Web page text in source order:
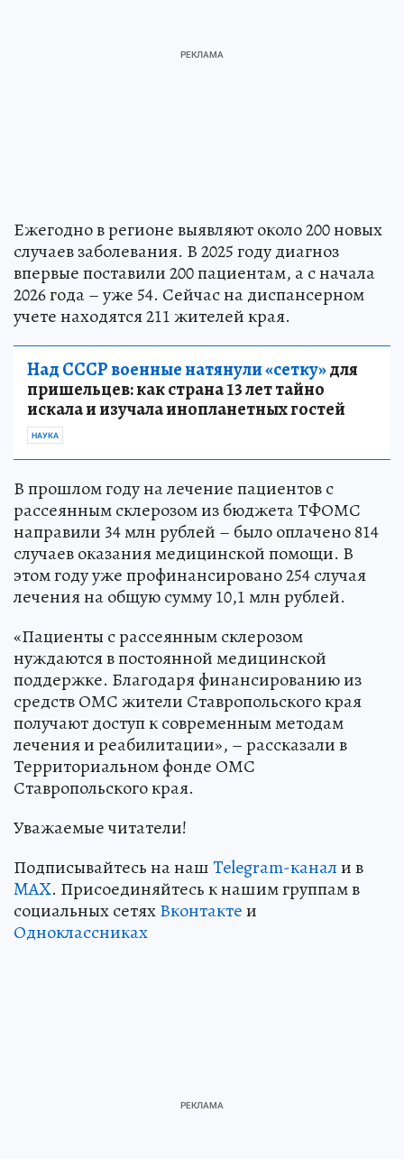
Ежегодно в регионе выявляют около 200 новых
случаев заболевания. В 2025 году диагноз
впервые поставили 200 пациентам, а с начала
2026 года – уже 54. Сейчас на диспансерном
учете находятся 211 жителей края.
Над СССР военные натянули «сетку»для
пришельцев: как страна 13 лет тайно
искала и изучала инопланетных гостей
НАУКА
В прошлом году на лечение пациентов с
рассеянным склерозом из бюджета ТФОМС
направили 34 млн рублей – было оплачено 814
случаев оказания медицинской помощи. В
этом году уже профинансировано 254 случая
лечения на общую сумму 10,1 млн рублей.
«Пациенты с рассеянным склерозом
нуждаются в постоянной медицинской
поддержке. Благодаря финансированию из
средств ОМС жители Ставропольского края
получают доступ к современным методам
лечения и реабилитации», – рассказали в
Территориальном фонде ОМС
Ставропольского края.
Уважаемые читатели!
Подписывайтесь на нашTelegram-канали в
MAX. Присоединяйтесь к нашим группам в
социальных сетяхВконтактеи
Одноклассниках